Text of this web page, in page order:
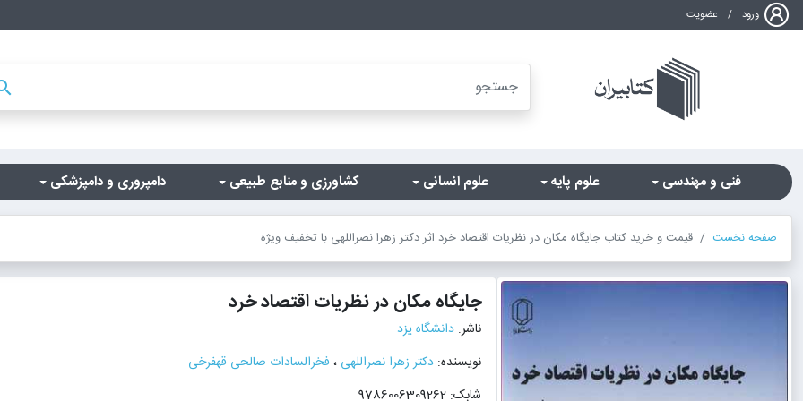
ورود / عضویت
فنی و مهندسی علوم پایه علوم انسانی کشاورزی و منابع طبیعی دامپروری و دامپزشکی
صفحه نخست قیمت و خرید کتاب جایگاه مکان در نظریات اقتصاد خرد اثر دکتر زهرا نصراللهی با تخفیف ویژه
جایگاه مکان در نظریات اقتصاد خرد
ناشر: دانشگاه یزد
نویسنده: دکتر زهرا نصراللهی ، فخرالسادات صالحی قهفرخی
شابک: 9786006309262